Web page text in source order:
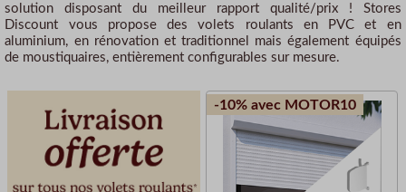
solution disposant du meilleur rapport qualité/prix ! Stores
Discount vous propose des volets roulants en PVC et en
aluminium, en rénovation et traditionnel mais également équipés
de moustiquaires, entièrement configurables sur mesure.
-10% avec MOTOR10